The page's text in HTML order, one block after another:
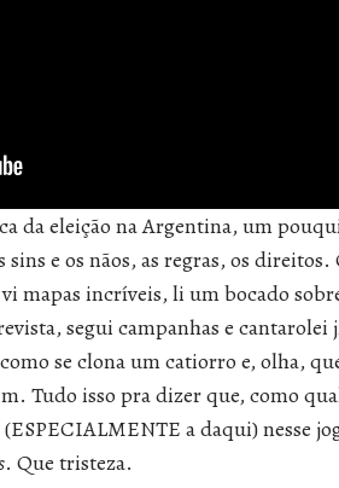
da eleição na Argentina, um
e os nãos, as regras, os
mapas incríveis, li um bocado
segui campanhas e
se clona um catiorro e, olha,
Tudo isso pra dizer que, como
a daqui) nesse
. Que tristeza.